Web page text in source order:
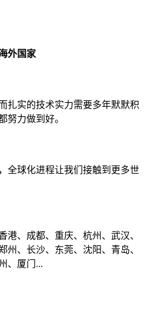
外国家
扎实的技术实力需要多年默默积
努力做到好。
全球化进程让我们接触到更多世
港、成都、重庆、杭州、武汉、
州、长沙、东莞、沈阳、青岛、
、厦门...